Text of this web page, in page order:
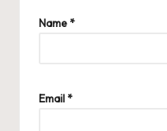
Name*
Email*